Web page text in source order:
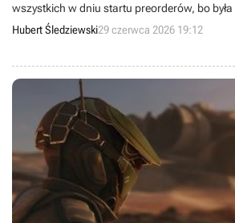
wszystkich w dniu startu preorderów, bo
na PC i Xboxie. Zamiast jednak ją zmniejszyć,
jeszcze bardziej ją zwiększono.
Hubert Śledziewski29 czerwca 2026 19:12